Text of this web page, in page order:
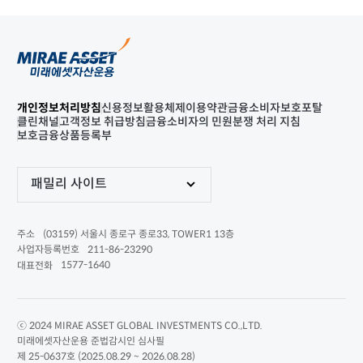
개인정보처리방침신용정보활용체제 이용약관금융소비자보호포탈
클린채널고객정보 취급방침금융소비자의 민원분쟁 처리 지침
보호금융상품등록부
패밀리 사이트
주소
(03159) 서울시 종로구 종로33, TOWER1 13층
사업자등록번호
211-86-23290
대표전화
1577-1640
ⓒ 2024 MIRAE ASSET GLOBAL INVESTMENTS CO.,LTD.
미래에셋자산운용 준법감시인 심사필
제 25-0637호 (2025.08.29 ~ 2026.08.28)